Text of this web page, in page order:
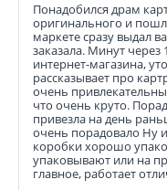
Понадобился драм
оригинального и
маркете сразу выдал
заказала. Минут через
интернет-магазина,
рассказывает про
очень
что очень круто.
привезла на день
очень порадовало Ну
коробки хорошо
упаковывают или на
главное, работает